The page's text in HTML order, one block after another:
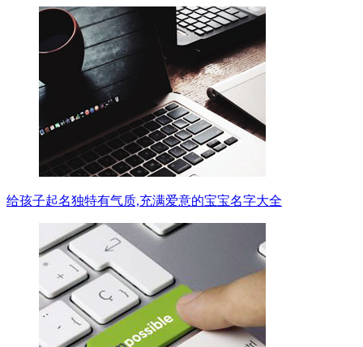
给孩子起名独特有气质,充满爱意的宝宝名字大全